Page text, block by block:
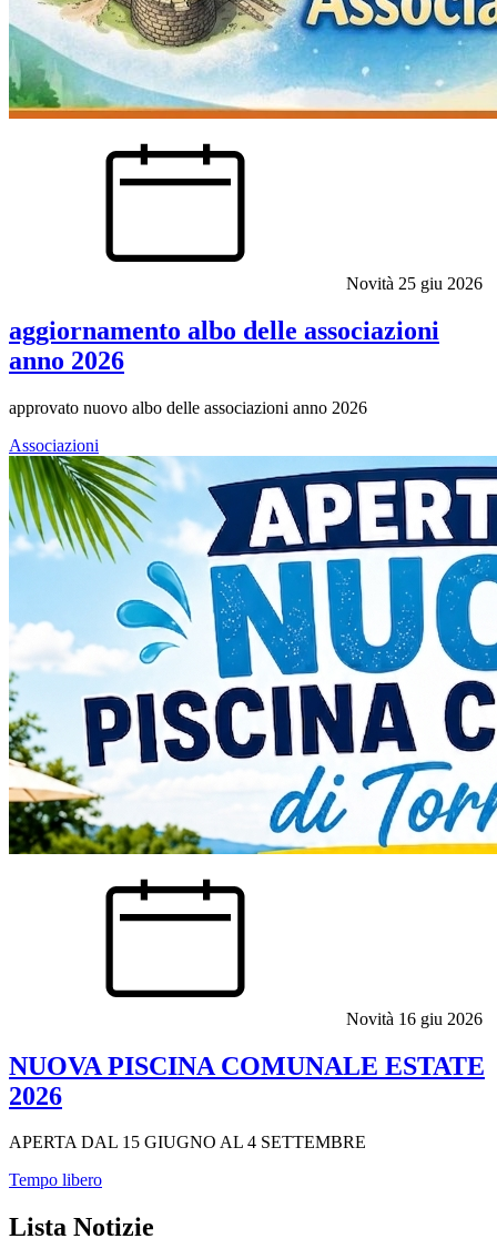
Novità 25 giu 2026
aggiornamento albo delle associazioni
anno 2026
approvato nuovo albo delle associazioni anno 2026
Associazioni
Novità 16 giu 2026
NUOVA PISCINA COMUNALE ESTATE
2026
APERTA DAL 15 GIUGNO AL 4 SETTEMBRE
Tempo libero
Lista Notizie